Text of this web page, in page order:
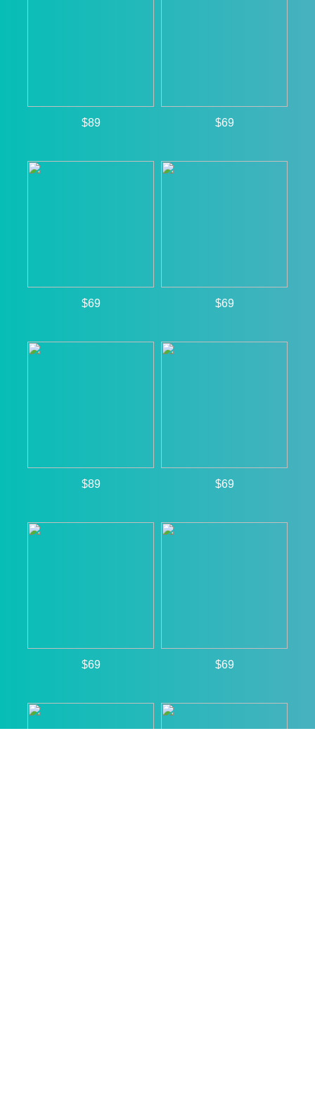
$89 $69
$69 $69
$89 $69
$69 $69